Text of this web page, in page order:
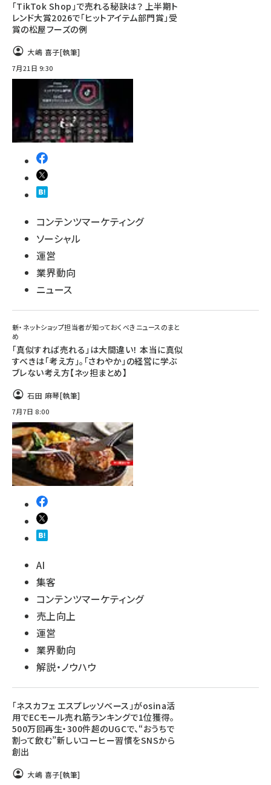
「TikTok Shop」で売れる秘訣は？ 上半期ト
レンド大賞2026で「ヒットアイテム部門賞」受
賞の松屋フーズの例
大嶋 喜子[執筆]
7月21日 9:30
コンテンツマーケティング
ソーシャル
運営
業界動向
ニュース
新・ネットショップ担当者が知っておくべきニュースのまと
め
「真似すれば売れる」は大間違い！ 本当に真似
すべきは「考え方」。「さわやか」の経営に学ぶ
ブレない考え方【ネッ担まとめ】
石田 麻琴[執筆]
7月7日 8:00
AI
集客
コンテンツマーケティング
売上向上
運営
業界動向
解説・ノウハウ
「ネスカフェ エスプレッソベース」がosina活
用でECモール売れ筋ランキングで1位獲得。
500万回再生・300件超のUGCで、“おうちで
割って飲む”新しいコーヒー習慣をSNSから
創出
大嶋 喜子[執筆]